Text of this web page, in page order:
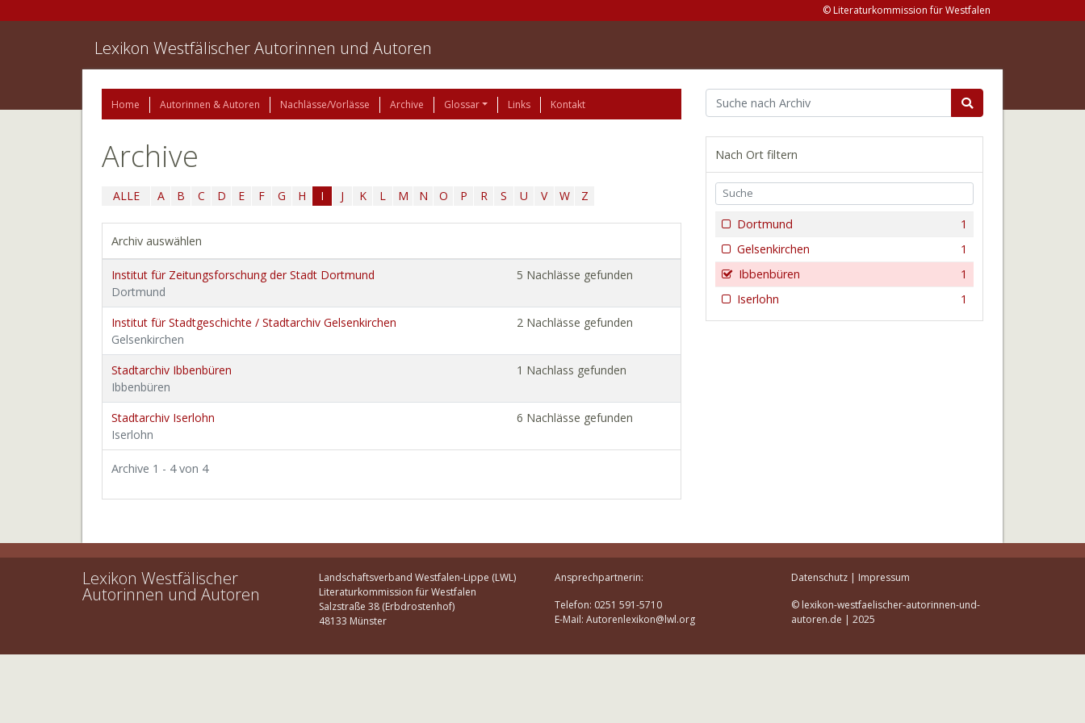
© Literaturkommission für Westfalen
Lexikon Westfälischer Autorinnen und Autoren
Home Autorinnen & Autoren Nachlässe/Vorlässe Archive Glossar Links Kontakt
Archive
ALLE A B C D E F G H I J K L M N O P R S U V W Z
Archiv auswählen
Institut für Zeitungsforschung der Stadt Dortmund
Dortmund
5 Nachlässe gefunden
Institut für Stadtgeschichte / Stadtarchiv Gelsenkirchen
Gelsenkirchen
2 Nachlässe gefunden
Stadtarchiv Ibbenbüren
Ibbenbüren
1 Nachlass gefunden
Stadtarchiv Iserlohn
Iserlohn
6 Nachlässe gefunden
Archive 1 - 4 von 4
Nach Ort filtern
1
Dortmund
1
Gelsenkirchen
1
Ibbenbüren
1
Iserlohn
Lexikon Westfälischer
Autorinnen und Autoren
Landschaftsverband Westfalen-Lippe (LWL)
Literaturkommission für Westfalen
Salzstraße 38 (Erbdrostenhof)
48133 Münster
Ansprechpartnerin:
Telefon: 0251 591-5710
E-Mail: Autorenlexikon@lwl.org
Datenschutz| Impressum
© lexikon-westfaelischer-autorinnen-und-
autoren.de | 2025